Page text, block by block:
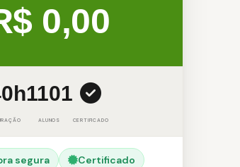
0,00
1101
ALUNOS CERTIFICADO
segura
Certificado